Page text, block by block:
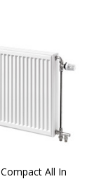
Compact All In